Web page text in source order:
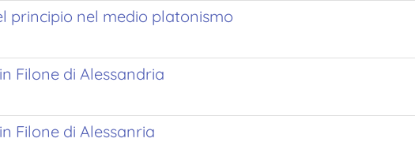
principio nel medio platonismo
Filone di Alessandria
Filone di Alessanria